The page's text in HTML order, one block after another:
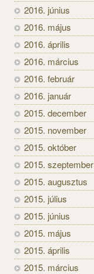
2016. június
2016. május
2016. április
2016. március
2016. február
2016. január
2015. december
2015. november
2015. október
2015. szeptember
2015. augusztus
2015. július
2015. június
2015. május
2015. április
2015. március